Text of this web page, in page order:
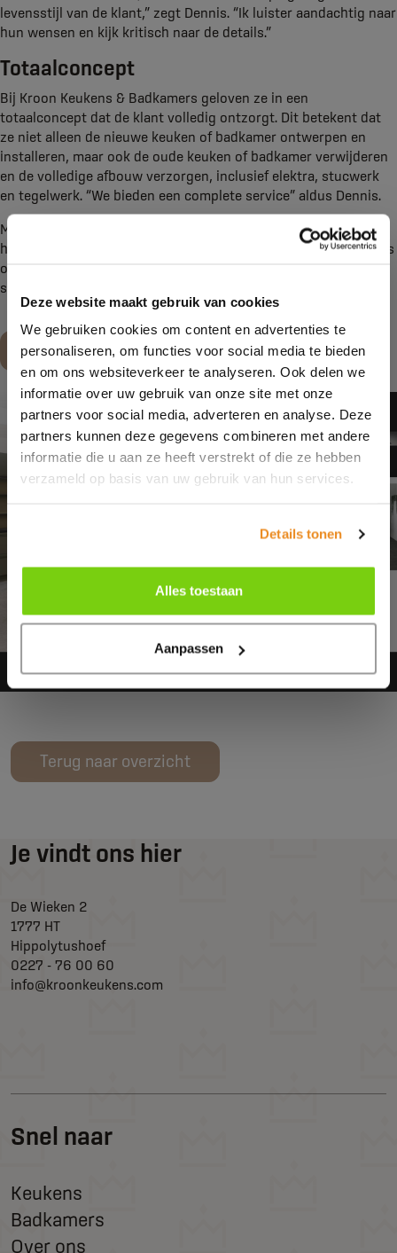
Deze website maakt gebruik van cookies
We gebruiken cookies om content en advertenties te
personaliseren, om functies voor social media te bieden
en om ons websiteverkeer te analyseren. Ook delen we
informatie over uw gebruik van onze site met onze
partners voor social media, adverteren en analyse. Deze
partners kunnen deze gegevens combineren met andere
informatie die u aan ze heeft verstrekt of die ze hebben
verzameld op basis van uw gebruik van hun services.
Details tonen
Alles toestaan
Aanpassen
levensstijl van de klant,” zegt Dennis. “Ik luister aandachtig naar
hun wensen en kijk kritisch naar de details.”
Totaalconcept
Bij Kroon Keukens & Badkamers geloven ze in een
totaalconcept dat de klant volledig ontzorgt. Dit betekent dat
ze niet alleen de nieuwe keuken of badkamer ontwerpen en
installeren, maar ook de oude keuken of badkamer verwijderen
en de volledige afbouw verzorgen, inclusief elektra, stucwerk
en tegelwerk. “We bieden een complete service” aldus Dennis.
Met de verbouwing van de showroom in aantocht, wordt de
huidige collectie leeggeruimd. Dit biedt klanten een unieke kans
om te profiteren van aantrekkelijke aanbiedingen op
showroomkeukens en diverse apparatuur.
Maak een afspraak
Terug naar overzicht
Snel naar
Keukens
Badkamers
Over ons
Je vindt ons hier
De Wieken 2
1777 HT
Hippolytushoef
0227 - 76 00 60
info@kroonkeukens.com